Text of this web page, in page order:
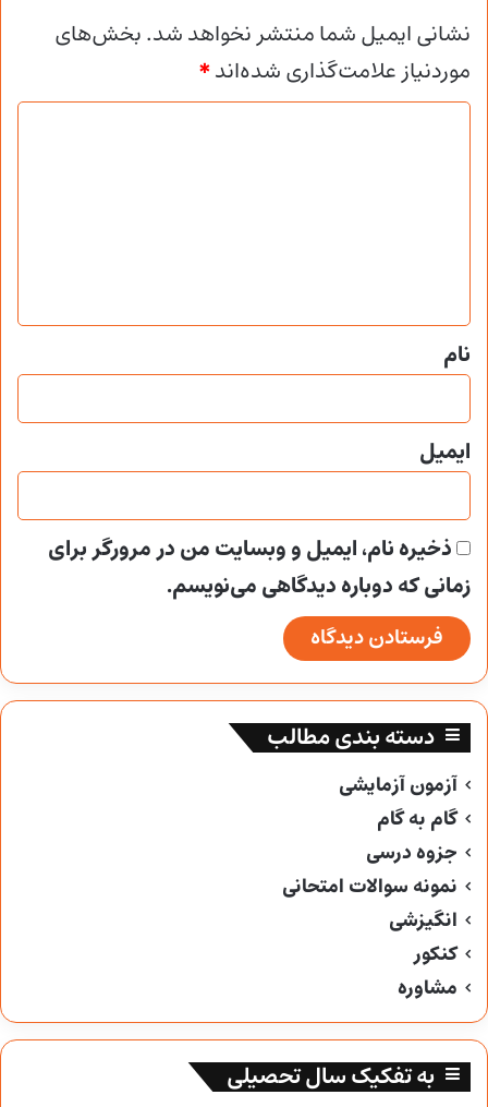
نشانی ایمیل شما منتشر نخواهد شد.بخش‌های
موردنیاز علامت‌گذاری شده‌اند*
د
*
نام
ایمیل
ذخیره نام، ایمیل و وبسایت من در مرورگر برای
زمانی که دوباره دیدگاهی می‌نویسم.
دسته بندی مطالب
آزمون آزمایشی
گام به گام
جزوه درسی
نمونه سوالات امتحانی
انگیزشی
کنکور
مشاوره
به تفکیک سال تحصیلی